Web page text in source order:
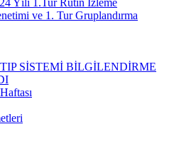
ve 1. Tur Gruplandırma
SİSTEMİ BİLGİLENDİRME